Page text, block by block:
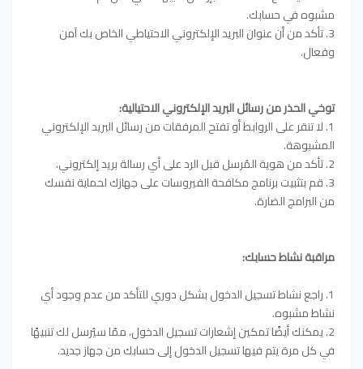
مشبوه في حسابك.
3. تأكد من أن عنوان البريد الإلكتروني الاحتياطي الخاص بك آمن
وفعال.
توخي الحذر من رسائل البريد الإلكتروني الاحتيالية:
1. لا تنقر على الروابط أو تفتح المرفقات من رسائل البريد الإلكتروني
المشبوهة.
2. تأكد من هوية المُرسل قبل الرد على أي رسالة بريد إلكتروني.
3. قم بتثبيت برنامج مكافحة الفيروسات على جهازك لحماية نفسك
من البرامج الضارة.
مراقبة نشاط حسابك:
1. راجع نشاط تسجيل الدخول بشكل دوري للتأكد من عدم وجود أي
نشاط مشبوه.
2. يمكنك أيضًا تمكين إشعارات تسجيل الدخول، ممّا سيُرسل لك تنبيهًا
في كل مرة يتم فيها تسجيل الدخول إلى حسابك من جهاز جديد.